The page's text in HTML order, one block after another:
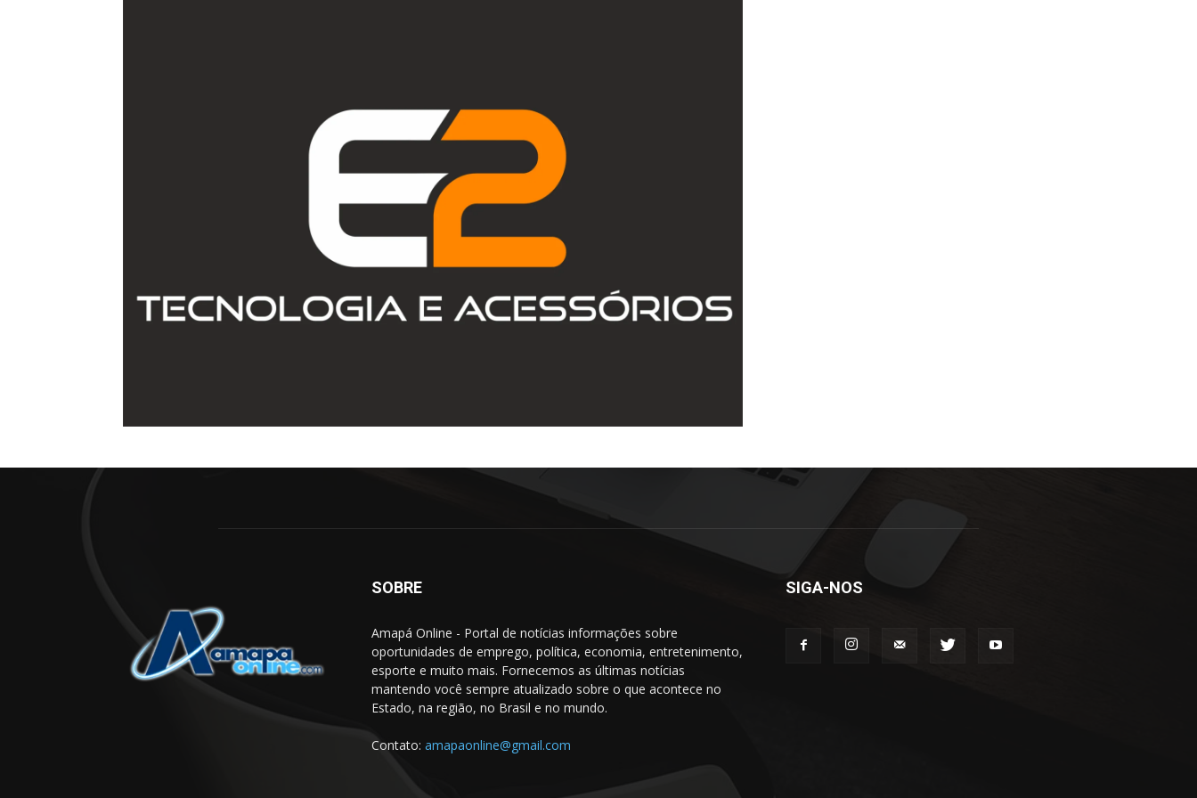
SOBRE
Amapá Online - Portal de notícias informações sobre
oportunidades de emprego, política, economia, entretenimento,
esporte e muito mais. Fornecemos as últimas notícias
mantendo você sempre atualizado sobre o que acontece no
Estado, na região, no Brasil e no mundo.
Contato: amapaonline@gmail.com
SIGA-NOS